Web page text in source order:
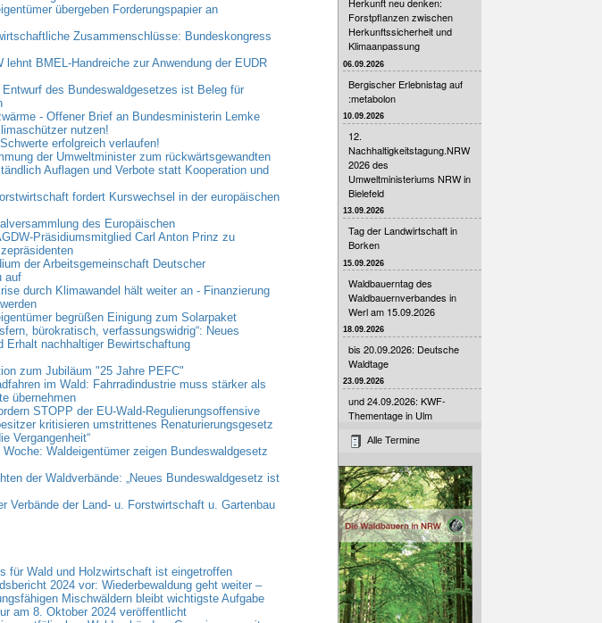
übergeben Forderungspapier an
Zusammenschlüsse: Bundeskongress
BMEL-Handreiche zur Anwendung der EUDR
des Bundeswaldgesetzes ist Beleg für
- Offener Brief an Bundesministerin Lemke
nutzen!
erfolgreich verlaufen!
der Umweltminister zum rückwärtsgewandten
Auflagen und Verbote statt Kooperation und
fordert Kurswechsel in der europäischen
des Europäischen
Präsidiumsmitglied Carl Anton Prinz zu
der Arbeitsgemeinschaft Deutscher
auf
durch Klimawandel hält weiter an - Finanzierung
begrüßen Einigung zum Solarpaket
bürokratisch, verfassungswidrig“: Neues
Erhalt nachhaltiger Bewirtschaftung
zum Jubiläum "25 Jahre PEFC"
im Wald: Fahrradindustrie muss stärker als
übernehmen
STOPP der EU-Wald-Regulierungsoffensive
kritisieren umstrittenes Renaturierungsgesetz
Vergangenheit“
Waldeigentümer zeigen Bundeswaldgesetz
der Waldverbände: „Neues Bundeswaldgesetz ist
Verbände der Land- u. Forstwirtschaft u. Gartenbau
für Wald und Holzwirtschaft ist eingetroffen
2024 vor: Wiederbewaldung geht weiter –
Mischwäldern bleibt wichtigste Aufgabe
am 8. Oktober 2024 veröffentlicht
Herkunft neu denken:
Forstpflanzen zwischen
Herkunftssicherheit und
Klimaanpassung
06.09.2026
Bergischer Erlebnistag auf
:metabolon
10.09.2026
12.
Nachhaltigkeitstagung.NRW
2026 des
Umweltministeriums NRW in
Bielefeld
13.09.2026
Tag der Landwirtschaft in
Borken
15.09.2026
Waldbauerntag des
Waldbauernverbandes in
Werl am 15.09.2026
18.09.2026
bis 20.09.2026: Deutsche
Waldtage
23.09.2026
und 24.09.2026: KWF-
Thementage in Ulm
Alle Termine